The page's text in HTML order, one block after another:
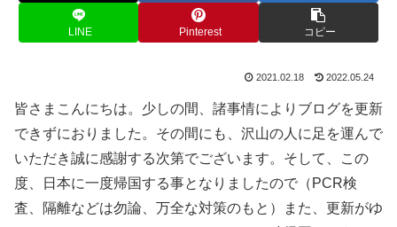
LINE Pinterest コピー
2021.02.18 2022.05.24
皆さまこんにちは。少しの間、諸事情によりブログを更新
できずにおりました。その間にも、沢山の人に足を運んで
いただき誠に感謝する次第でございます。そして、この
度、日本に一度帰国する事となりましたので（PCR検
査、隔離などは勿論、万全な対策のもと）また、更新がゆ